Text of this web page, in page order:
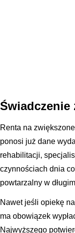
Świadczenie
Renta na
ponosi już dane
rehabilitacji,
czynnościach dnia
powtarzalny w
Nawet jeśli opiekę
ma obowiązek
Najwyższego